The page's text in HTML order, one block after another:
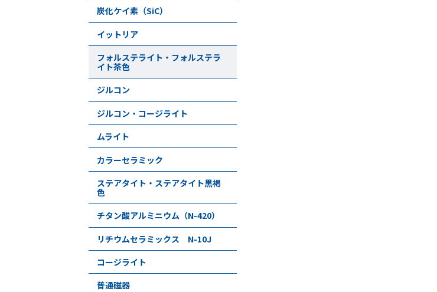
炭化ケイ素（SiC）
イットリア
フォルステライト・フォルステラ
イト茶色
ジルコン
ジルコン・コージライト
ムライト
カラーセラミック
ステアタイト・ステアタイト黒褐
色
チタン酸アルミニウム（N-420）
リチウムセラミックス N-10J
コージライト
普通磁器